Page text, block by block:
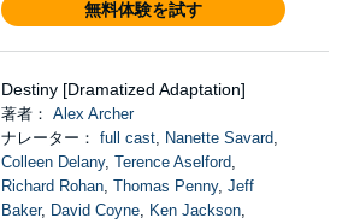
無料体験を試す
Destiny [Dramatized Adaptation]
著者： Alex Archer
ナレーター： full cast, Nanette Savard,
Colleen Delany, Terence Aselford,
Richard Rohan, Thomas Penny, Jeff
Baker, David Coyne, Ken Jackson,